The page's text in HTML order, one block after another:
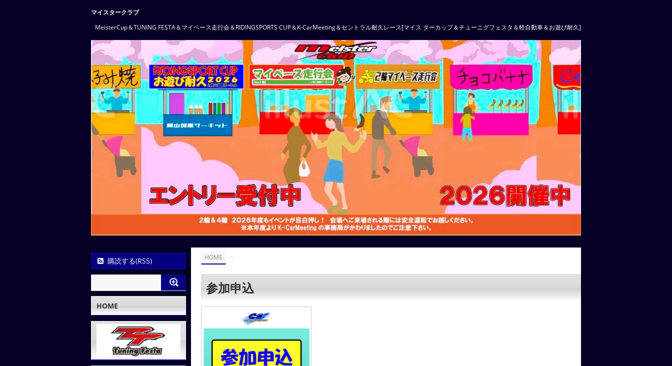
マイスタークラブ
MeisterCup＆TUNING FESTA＆マイペース走行会＆RIDINGSPORTS CUP＆K-CarMeeting＆セントラル耐久レース[マイス ターカップ＆チューニグフェスタ＆軽自動車＆お遊び耐久]
HOME >
参加申込
購読する(RSS)
HOME